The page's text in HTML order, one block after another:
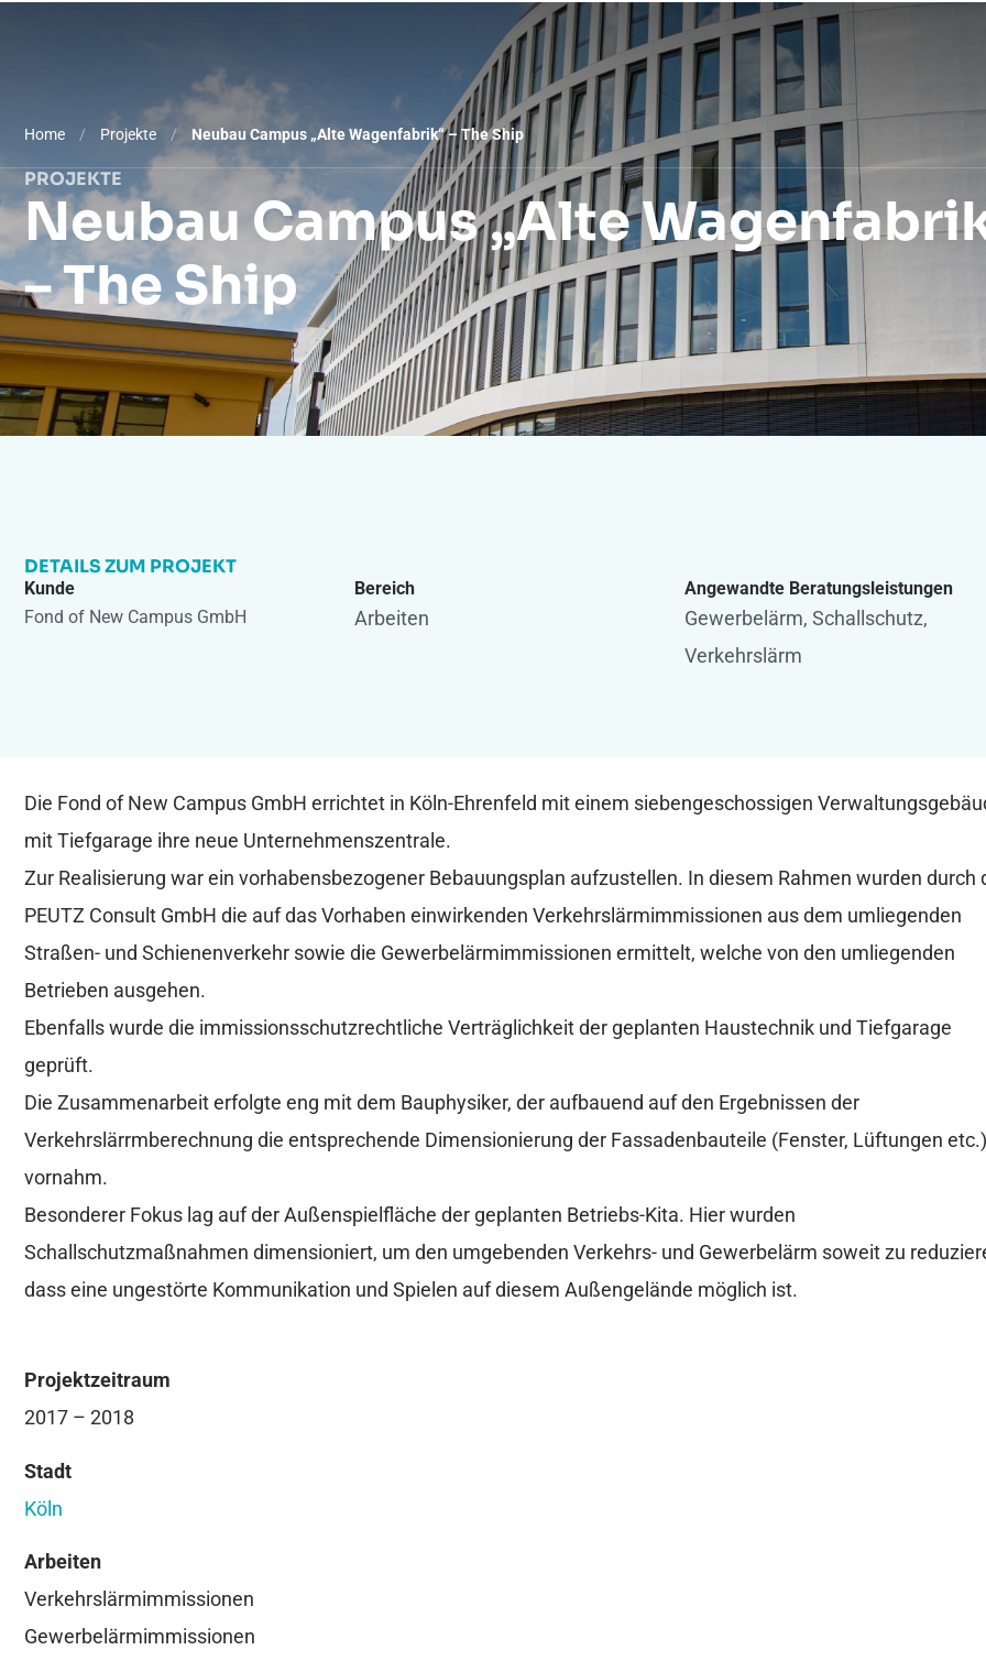
Ausstattung Aktuelles Webinar-Reihe
Home / Projekte / Neubau Campus „Alte Wagenfabrik“ – The Ship
PROJEKTE
Neubau Campus „Alte
– The Ship
DETAILS ZUM PROJEKT
Kunde
Fond of New Campus GmbH
Bereich
Arbeiten
Angewandte Beratungsleistungen
Gewerbelärm, Schallschutz,
Verkehrslärm
Die Fond of New Campus GmbH errichtet in Köln-Ehrenfeld mit einem siebengeschossigen
mit Tiefgarage ihre neue Unternehmenszentrale.
Zur Realisierung war ein vorhabensbezogener Bebauungsplan aufzustellen. In diesem Rahmen wurden durch
PEUTZ Consult GmbH die auf das Vorhaben einwirkenden Verkehrslärmimmissionen aus dem umliegenden
Straßen- und Schienenverkehr sowie die Gewerbelärmimmissionen ermittelt, welche von den umliegenden
Betrieben ausgehen.
Ebenfalls wurde die immissionsschutzrechtliche Verträglichkeit der geplanten Haustechnik und Tiefgarage
geprüft.
Die Zusammenarbeit erfolgte eng mit dem Bauphysiker, der aufbauend auf den Ergebnissen der
Verkehrslärrmberechnung die entsprechende Dimensionierung der Fassadenbauteile (Fenster, Lüftungen etc.)
vornahm.
Besonderer Fokus lag auf der Außenspielfläche der geplanten Betriebs-Kita. Hier wurden
Schallschutzmaßnahmen dimensioniert, um den umgebenden Verkehrs- und Gewerbelärm soweit zu
dass eine ungestörte Kommunikation und Spielen auf diesem Außengelände möglich ist.
Projektzeitraum
2017 – 2018
Stadt
Köln
Arbeiten
Verkehrslärmimmissionen
Gewerbelärmimmissionen